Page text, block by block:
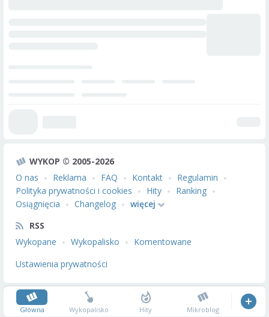
WYKOP © 2005-2026
O nas
Reklama FAQ Kontakt
Regulamin
Polityka prywatności i cookies
Hity
Ranking
Osiągnięcia
Changelog
więcej
RSS
Wykopane
Wykopalisko
Komentowane
Ustawienia prywatności
Główna Wykopalisko Hity Mikroblog